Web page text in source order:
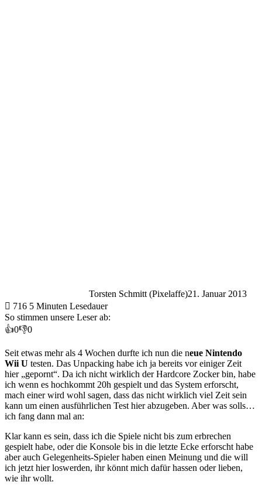
Torsten Schmitt (Pixelaffe)21. Januar 2013
716 5 Minuten Lesedauer
So stimmen unsere Leser ab:
👍0👎0
Seit etwas mehr als 4 Wochen durfte ich nun die neue Nintendo
Wii U testen. Das Unpacking habe ich ja bereits vor einiger Zeit
hier „gepornt“. Da ich nicht wirklich der Hardcore Zocker bin, habe
ich wenn es hochkommt 20h gespielt und das System erforscht,
mach einer wird wohl sagen, dass das nicht wirklich viel Zeit sein
kann um einen ausführlichen Test hier abzugeben. Aber was solls…
ich fang dann mal an:
Klar kann es sein, dass ich die Spiele nicht bis zum erbrechen
gespielt habe, oder die Konsole bis in die letzte Ecke erforscht habe
aber auch Gelegenheits-Spieler haben einen Meinung und die will
ich jetzt hier loswerden, ihr könnt mich dafür hassen oder lieben,
wie ihr wollt.